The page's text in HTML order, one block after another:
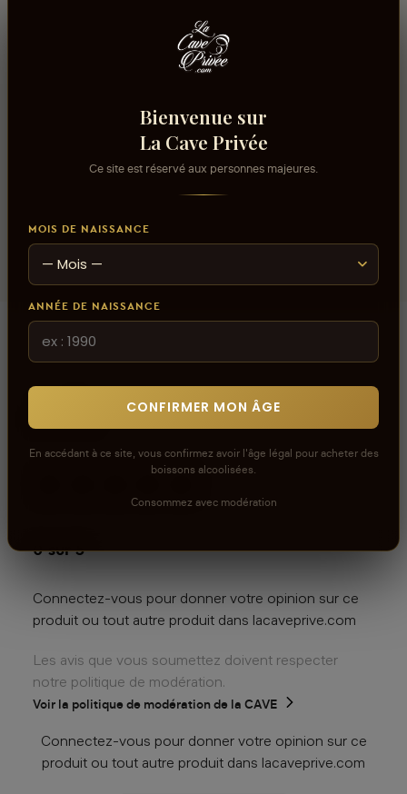
Domaine Weinbach
14%
aucun avis
0 sur 5
Connectez-vous pour donner votre opinion sur ce
produit ou tout autre produit dans lacaveprive.com
Les avis que vous soumettez doivent respecter
notre politique de modération.
Voir la politique de modération de la CAVE
Connectez-vous pour donner votre opinion sur ce
produit ou tout autre produit dans lacaveprive.com
Bienvenue sur
La Cave Privée
Ce site est réservé aux personnes majeures.
MOIS DE NAISSANCE
ANNÉE DE NAISSANCE
CONFIRMER MON ÂGE
En accédant à ce site, vous confirmez avoir l'âge légal pour acheter des
boissons alcoolisées.
Consommez avec modération